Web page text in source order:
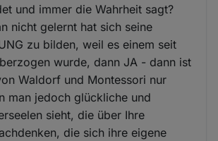
und immer die Wahrheit sagt?
nicht gelernt hat sich seine
zu bilden, weil es einem seit
wurde, dann JA - dann ist
Waldorf und Montessori nur
man jedoch glückliche und
sieht, die über Ihre
die sich ihre eigene